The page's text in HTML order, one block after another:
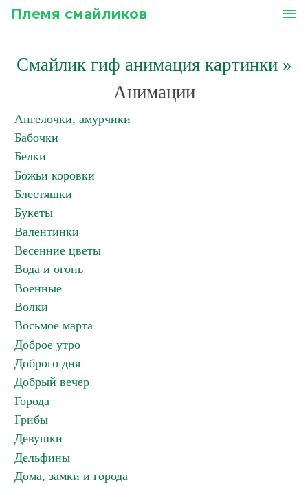
Племя смайликов menu
Смайлик гиф анимация картинки»
Анимации
Ангелочки, амурчики
Бабочки
Белки
Божьи коровки
Блестяшки
Букеты
Валентинки
Весенние цветы
Вода и огонь
Военные
Волки
Восьмое марта
Доброе утро
Доброго дня
Добрый вечер
Города
Грибы
Девушки
Дельфины
Дома, замки и города